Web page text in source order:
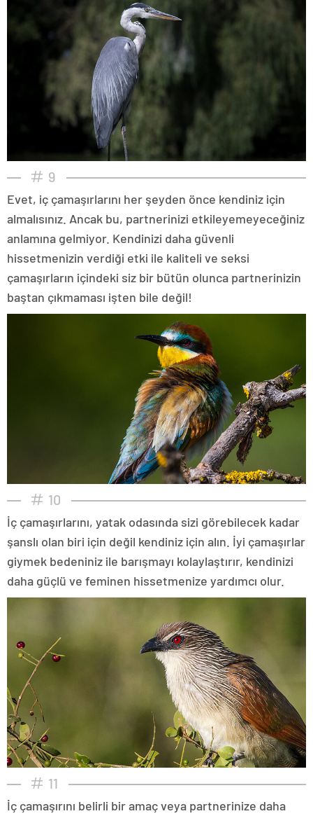
9
Evet, iç çamaşırlarını her şeyden önce kendiniz için
almalısınız. Ancak bu, partnerinizi etkileyemeyeceğiniz
anlamına gelmiyor. Kendinizi daha güvenli
hissetmenizin verdiği etki ile kaliteli ve seksi
çamaşırların içindeki siz bir bütün olunca partnerinizin
baştan çıkmaması işten bile değil!
10
İç çamaşırlarını, yatak odasında sizi görebilecek kadar
şanslı olan biri için değil kendiniz için alın. İyi çamaşırlar
giymek bedeniniz ile barışmayı kolaylaştırır, kendinizi
daha güçlü ve feminen hissetmenize yardımcı olur.
11
İç çamaşırını belirli bir amaç veya partnerinize daha